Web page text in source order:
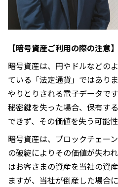
【暗号資産ご利用の際の注意】
暗号資産は、円やドルなどの
ている「法定通貨」ではあり
やりとりされる電子データで
秘密鍵を失った場合、保有す
できず、その価値を失う可能性
暗号資産は、ブロックチェー
の破綻によりその価値が失わ
はお客さまの資産を当社の資
ますが、当社が倒産した場合